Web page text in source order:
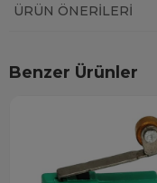
ÜRÜN ÖNERILERI
Benzer Ürünler